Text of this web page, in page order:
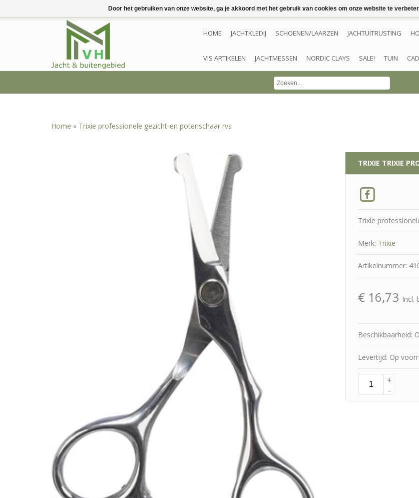
HOME JACHTKLEDIJ SCHOENEN/LAARZEN JACHTUITRUSTING
VIS ARTIKELEN JACHTMESSEN NORDIC CLAYS SALE! TUIN
Home » Trixie professionele gezicht-en potenschaar rvs
TRIXIE TRIXIE
Trixie
Merk: Trixie
Artikelnummer:
€ 16,73 Incl.
Beschikbaarheid:
Levertijd: Op
+
-
Door het gebruiken van onze website, ga je akkoord met het gebruik van cookies om onze website te